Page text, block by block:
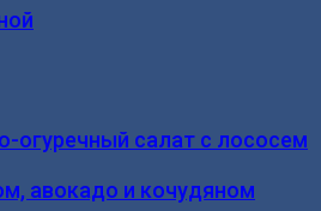
огуречный салат с лососем
авокадо и кочудяном